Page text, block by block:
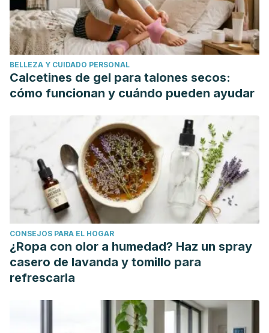
Maisto, M., Iannuzzo, F., Novellino, E., Schiano, E., Piccolo,
V., & Tenore, G. C. (2023). Natural polyphenols for
prevention and treatment of urinary tract infections.
International Journal of Molecular Sciences.24(4):
3277. https://www.ncbi.nlm.nih.gov/pmc/articles/PMC9966151/
Miller, J. M., Garcia, C. E., Hortsch, S. B., Guo, Y., & Schimpf,
alcohol, carbonated and artificially sweetened beverages
improve lower urinary tract symptoms: a prospective trial.
Journal Wound Ostomy Continence Nursery. 43(1): 69-
79.https://www.ncbi.nlm.nih.gov/pmc/articles/PMC4799659/
PCRM's Nutrition Guide for Clinicians. (14 de abril de 2023).
Urinary Tract Infection.
https://nutritionguide.pcrm.org/nutritionguide/view/
Santos, D. I., Martins, C. F., Amaral, R. A., Brito, L., Saraiva, J.
A., Vicente, A. A., & Moldao Martins, M. (2021). Pineapple
(Ananas comosus L.) by-products valorization: novel bio
https://www.ncbi.nlm.nih.gov/pmc/articles/PMC8198275/
Tian, Y., Cai, X., Wazir, R., Wang, K., & Li, H. (2016). Water
BELLEZA Y CUIDADO PERSONAL
Calcetines de gel para talones secos:
cómo funcionan y cuándo pueden ayudar
CONSEJOS PARA EL HOGAR
¿Ropa con olor a humedad? Haz un spray
casero de lavanda y tomillo para
refrescarla